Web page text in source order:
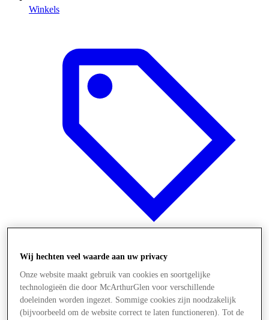
Winkels
Aanbiedingen
Wij hechten veel waarde aan uw privacy
Onze website maakt gebruik van cookies en soortgelijke
technologieën die door McArthurGlen voor verschillende
doeleinden worden ingezet. Sommige cookies zijn noodzakelijk
(bijvoorbeeld om de website correct te laten functioneren). Tot de